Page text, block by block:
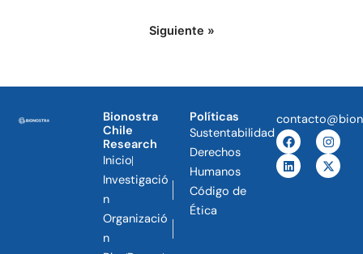
Siguiente »
Bionostra
Chile
Research
Inicio
Investigació
n
Organizació
n
Políticas
Sustentabilidad
Derechos
Humanos
Código de
Ética
F
a
c
e
b
I
n
s
t
a
L
i
n
k
e
X
-
t
w
i